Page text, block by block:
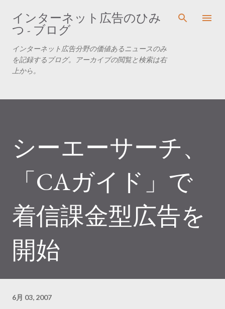
スキップしてメイン コンテンツに移動
インターネット広告のひみ
つ - ブログ
インターネット広告分野の価値あるニュースのみ
を記録するブログ。アーカイブの閲覧と検索は右
上から。
シーエーサーチ、
「CAガイド」で
着信課金型広告を
開始
6月 03, 2007